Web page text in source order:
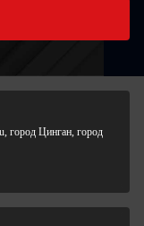
город Цинган, город